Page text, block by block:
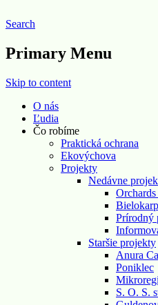
Pre prírodu o. z.
Search
Primary Menu
Skip to content
O nás
Ľudia
Čo robíme
Praktická ochrana
Ekovýchova
Projekty
Nedávne
Prírodný
Staršie projekty
Anura
Poniklec
S. O. S.